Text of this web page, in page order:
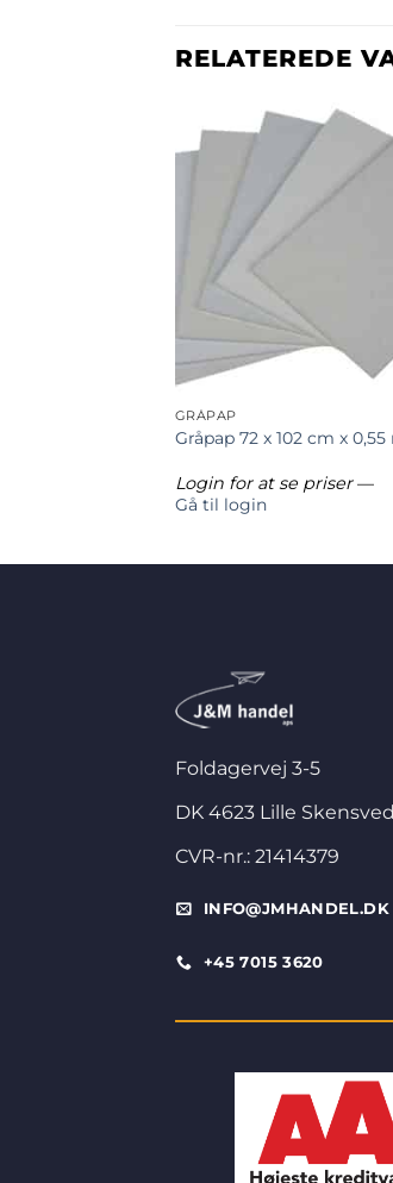
RELATEREDE
GRÅPAP
Gråpap 72 x 102 cm x
Login for at se priser—
Gå til login
Foldagervej 3-5
DK 4623 Lille Skensved
CVR-nr.: 21414379
INFO@JMHANDEL.DK
+45 7015 3620